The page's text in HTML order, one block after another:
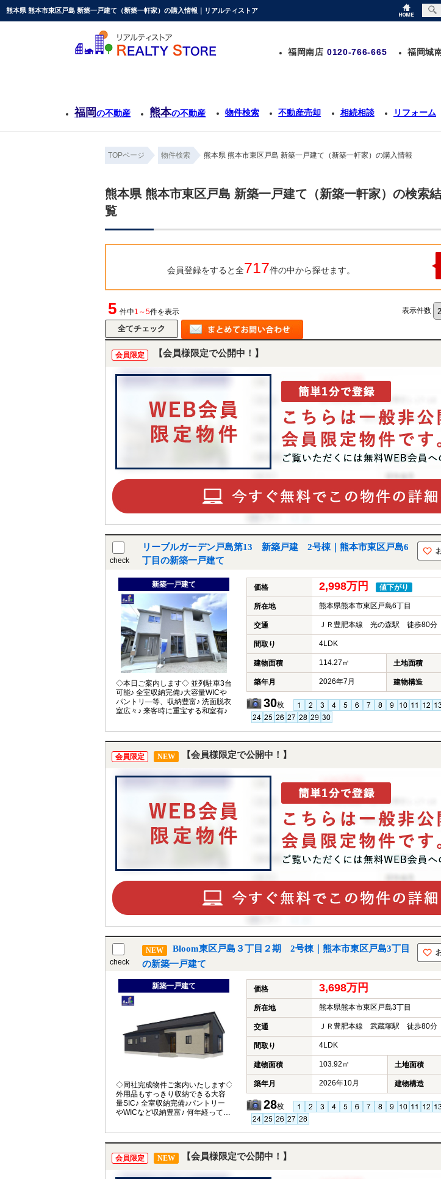
熊本県 熊本市東区戸島 新築一戸建て（新築一軒家）の購入情報｜リアルティストア
福岡南店 0120-766-665 福岡城
福岡の不動産 熊本の不動産 物件検索 不動産売却 相続相談 リフォーム
TOPページ 物件検索 熊本県 熊本市東区戸島 新築一戸建て（新築一軒家）の購入情報
熊本県 熊本市東区戸島 新築一戸建て（新築一軒家）の検索
覧
会員登録をすると全717件の中から探せます。
5 件中1～5件を表示 表示件数
会員限定 【会員様限定で公開中！】
check
リーブルガーデン戸島第13 新築戸建 2号棟｜熊本市東区戸島6
丁目の新築一戸建て
新築一戸建て
◇本日ご案内します◇ 並列駐車3台
可能♪ 全室収納完備♪大容量WICや
パントリ―等、収納豊富♪ 洗面脱衣
室広々♪ 来客時に重宝する和室有♪
価格 2,998万円 値下がり
所在地 熊本県熊本市東区戸島6丁目
交通 ＪＲ豊肥本線 光の森駅 徒歩80分
間取り 4LDK
建物面積 114.27㎡ 土地面積
築年月 2026年7月 建物構造
30枚
会員限定 NEW 【会員様限定で公開中！】
check
NEW
Bloom東区戸島３丁目２期 2号棟｜熊本市東区戸島3丁目
の新築一戸建て
新築一戸建て
◇同社完成物件ご案内いたします◇
外用品もすっきり収納できる大容
量SIC♪ 全室収納完備♪パントリー
やWICなど収納豊富♪ 何年経っても
価格 3,698万円
所在地 熊本県熊本市東区戸島3丁目
交通 ＪＲ豊肥本線 武蔵塚駅 徒歩80分
間取り 4LDK
建物面積 103.92㎡ 土地面積
築年月 2026年10月 建物構造
28枚
会員限定 NEW 【会員様限定で公開中！】